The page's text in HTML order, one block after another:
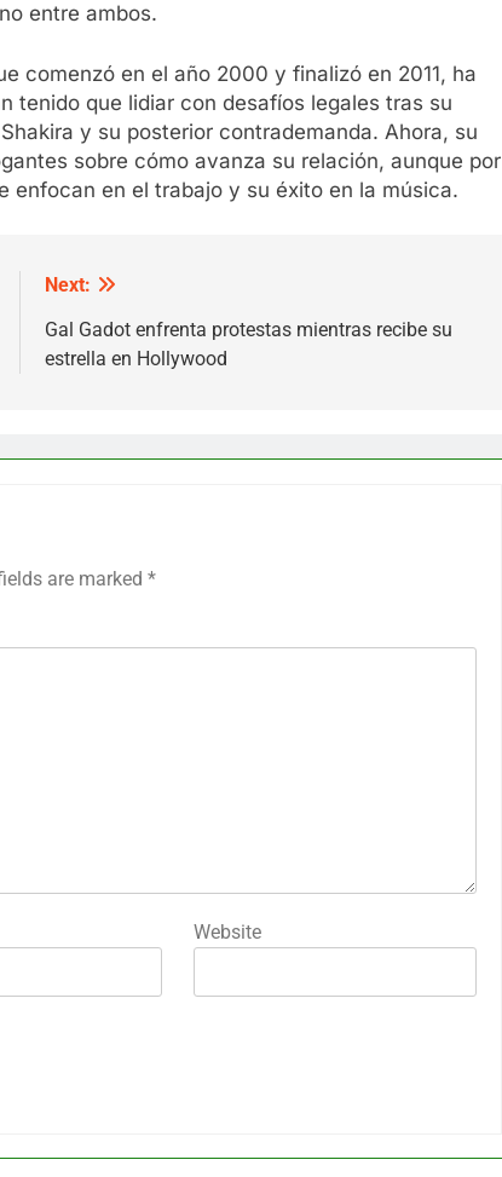
entre ambos.
comenzó en el año 2000 y finalizó en 2011, ha
tenido que lidiar con desafíos legales tras su
y su posterior contrademanda. Ahora, su
sobre cómo avanza su relación, aunque por
enfocan en el trabajo y su éxito en la música.
Next:
Gal Gadot enfrenta protestas mientras recibe su
estrella en Hollywood
are marked *
Website